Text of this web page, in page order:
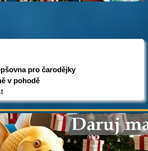
pro čarodějky
v pohodě